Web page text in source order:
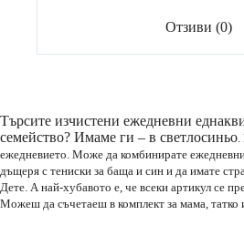
Отзиви (0)
Търсите изчистени ежедневни
семейство? Имаме ги – в светлосиньо.
ежедневието. Може да комбинирате
дъщеря с тениски за баща и син и да имате
Дете. А най-хубавото е, че всеки артикул се
Можеш да съчетаеш в комплект за мама, татко